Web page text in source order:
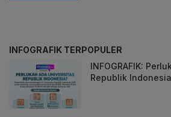
INFOGRAFIK TERPOPULER
INFOGRAFIK:
Republik